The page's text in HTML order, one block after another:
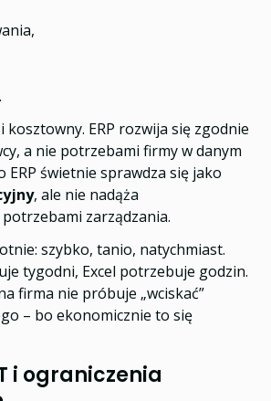
kosztowny. ERP rozwija się zgodnie
a nie potrzebami firmy w danym
ERP świetnie sprawdza się jako
, ale nie nadąża
zarządzania.
szybko, tanio, natychmiast.
tygodni, Excel potrzebuje godzin.
firma nie próbuje „wciskać”
– bo ekonomicznie to się
i ograniczenia